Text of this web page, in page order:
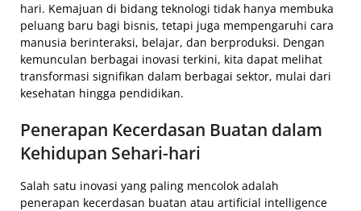
hari. Kemajuan di bidang teknologi tidak hanya membuka
peluang baru bagi bisnis, tetapi juga mempengaruhi cara
manusia berinteraksi, belajar, dan berproduksi. Dengan
kemunculan berbagai inovasi terkini, kita dapat melihat
transformasi signifikan dalam berbagai sektor, mulai dari
kesehatan hingga pendidikan.
Penerapan Kecerdasan Buatan dalam
Kehidupan Sehari-hari
Salah satu inovasi yang paling mencolok adalah
penerapan kecerdasan buatan atau artificial intelligence